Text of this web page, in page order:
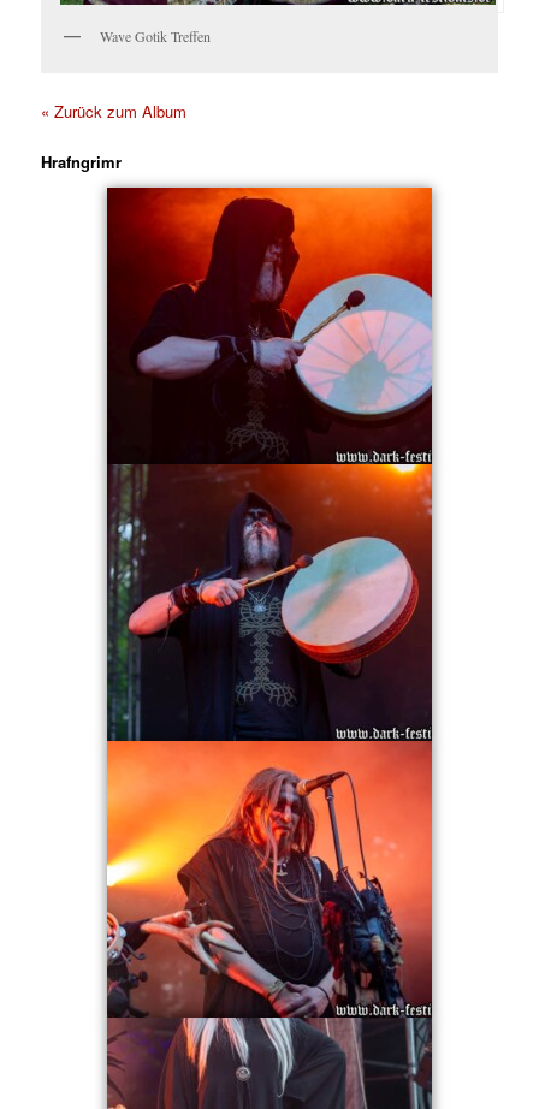
Wave Gotik Treffen
« Zurück zum Album
Hrafngrimr